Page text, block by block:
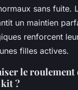
sans fuite.
un maintien
renforcent
filles actives.
le roulement
?